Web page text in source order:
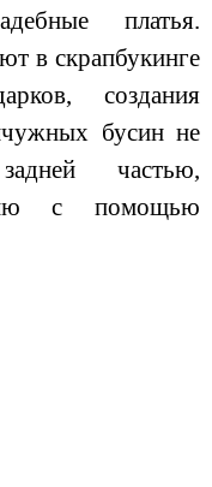
платья.
в скрапбукинге
создания
бусин не
частью,
с помощью